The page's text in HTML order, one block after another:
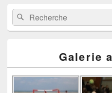
Recherche :Rechercher
Galerie